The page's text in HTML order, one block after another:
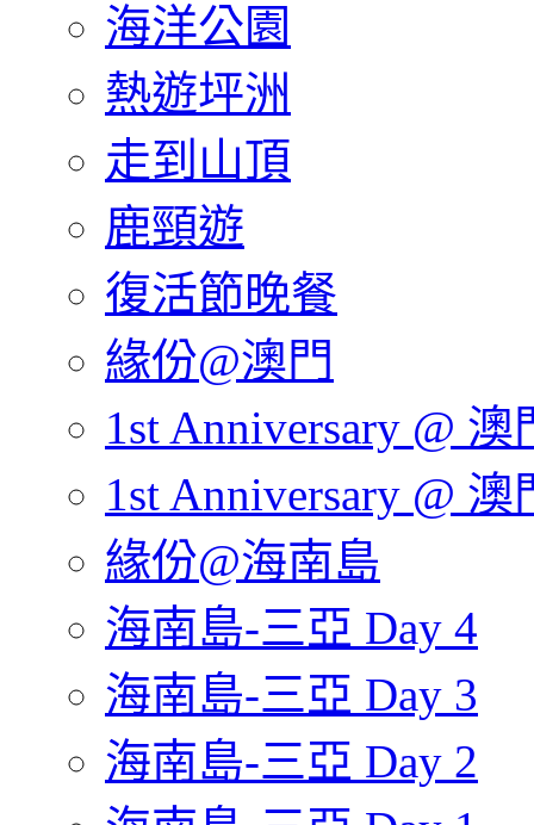
海洋公園
熱遊坪洲
走到山頂
鹿頸遊
復活節晚餐
緣份@澳門
1st Anniversary @ 澳
1st Anniversary @ 澳
緣份@海南島
海南島-三亞 Day 4
海南島-三亞 Day 3
海南島-三亞 Day 2